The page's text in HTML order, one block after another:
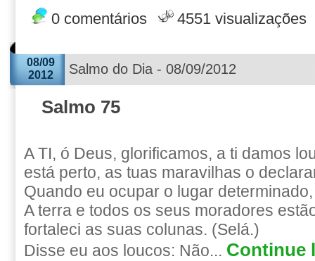
0 comentários 4551 visualizações
08/09
2012
Salmo do Dia - 08/09/2012
Salmo 75
A TI, ó Deus, glorificamos, a ti damos
está perto, as tuas maravilhas o
Quando eu ocupar o lugar
A terra e todos os seus moradores
fortaleci as suas colunas. (Selá.)
Disse eu aos loucos: Não... Continue